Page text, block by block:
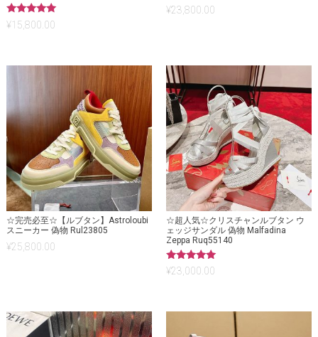
5段階中
5.00
¥15,800.00
¥23,800.00
☆完売必至☆【ルブタン】Astroloubi
スニーカー 偽物 Rul23805
¥25,800.00
☆超人気☆クリスチャンルブタン ウ
ェッジサンダル 偽物 Malfadina
Zeppa Ruq55140
5段階中
5.00
¥23,000.00